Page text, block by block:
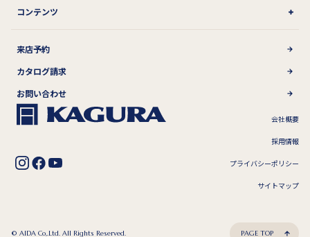
コンテンツ
来店予約
カタログ請求
お問い合わせ
会社概要
採用情報
プライバシーポリシー
サイトマップ
© AIDA Co,.Ltd. All Rights Reserved. PAGE TOP